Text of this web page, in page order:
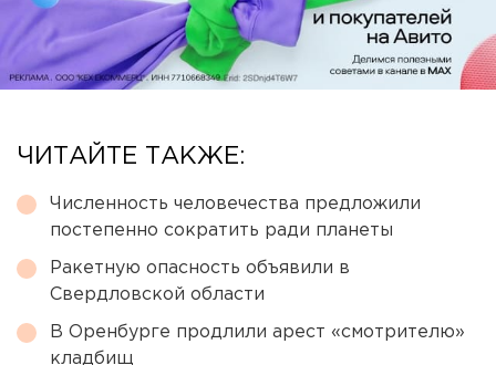
ЧИТАЙТЕ ТАКЖЕ:
Численность человечества предложили
постепенно сократить ради планеты
Ракетную опасность объявили в
Свердловской области
В Оренбурге продлили арест «смотрителю»
кладбищ